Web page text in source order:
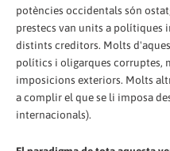
potències occidentals són
prestecs van units a polítiques
distints creditors. Molts
polítics i oligarques corruptes,
imposicions exteriors. Molts
a complir el que se li imposa
internacionals).